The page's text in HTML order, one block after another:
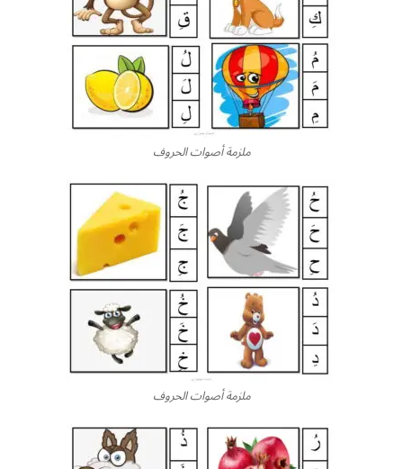
ملزمة أصوات الحروف
ملزمة أصوات الحروف